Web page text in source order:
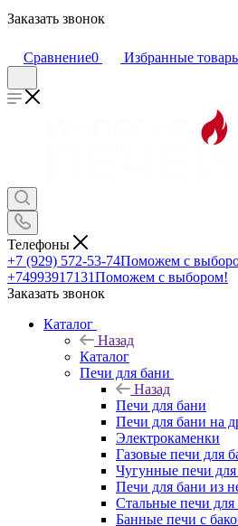
Заказать звонок
Сравнение0 Избранные
Телефоны
+7 (929) 572-53-74Поможем с
+74993917131Поможем с выбором!
Заказать звонок
Каталог
Назад
Каталог
Печи для бани
Назад
Печи для бани
Печи для бани на
Электрокаменки
Газовые печи для
Чугунные печи
Печи для бани из
Стальные печи для
Банные печи с